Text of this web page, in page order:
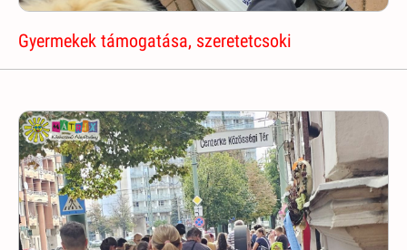
Gyermekek támogatása, szeretetcsoki